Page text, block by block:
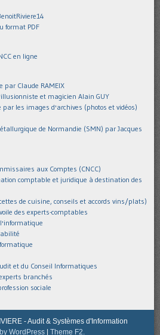
format PDF
en ligne
par Claude RAMEIX
et magicien Alain GUY
par les images d'archives (photos et vidéos)
de Normandie (SMN) par Jacques
aux Comptes (CNCC)
comptable et juridique à destination des
de cuisine, conseils et accords vins/plats)
des experts-comptables
et du Conseil Informatiques
branchés
sociale
- Audit & Systèmes d'Information
WordPress
Theme F2.